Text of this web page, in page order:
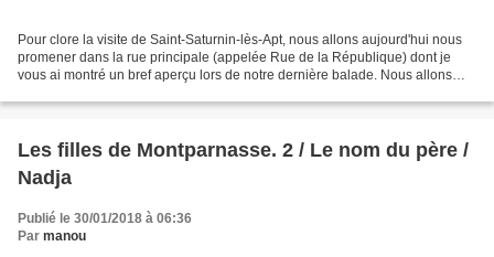
Pour clore la visite de Saint-Saturnin-lès-Apt, nous allons aujourd'hui nous
promener dans la rue principale (appelée Rue de la République) dont je
vous ai montré un bref aperçu lors de notre dernière balade. Nous allons
Les filles de Montparnasse. 2 / Le nom du père /
Nadja
Publié le 30/01/2018 à 06:36
Par manou